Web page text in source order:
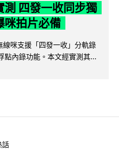
四發一收同步獨
拍片必備
咪支援「四發一收」分軌錄
內錄功能。本文經實測其...
話